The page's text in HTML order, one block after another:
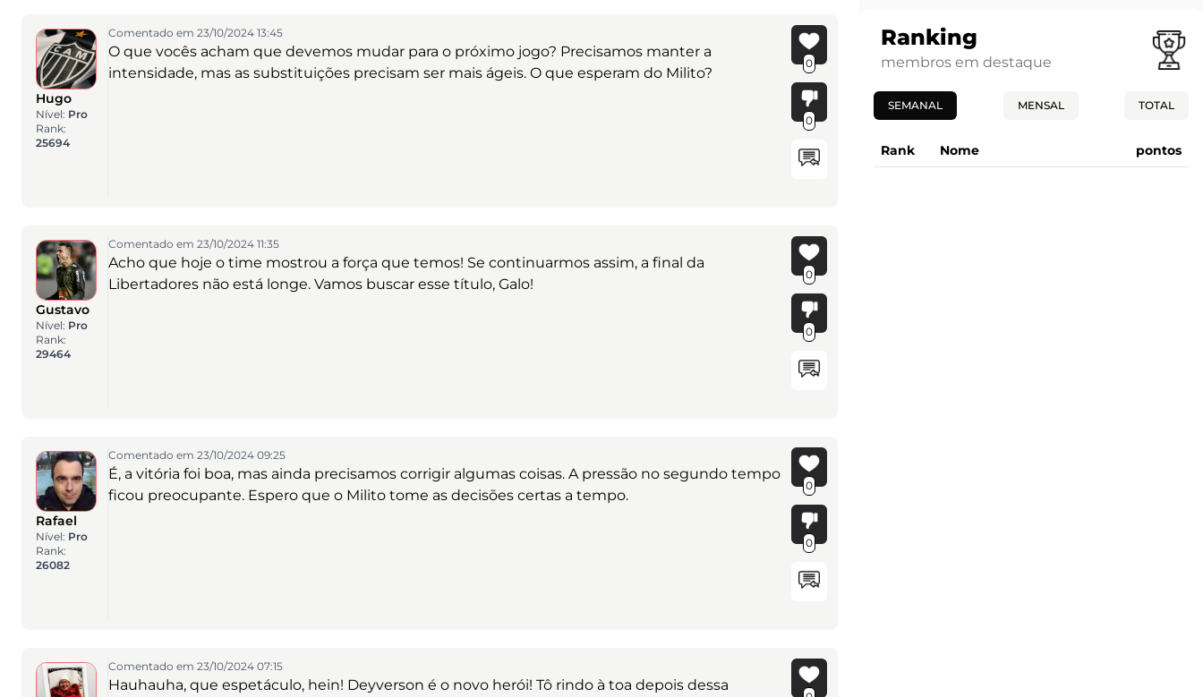
Hugo
Nível: Pro
Rank:
25694
Comentado em 23/10/2024 13:45
O que vocês acham que devemos mudar para o próximo jogo? Precisamos manter a
intensidade, mas as substituições precisam ser mais ágeis. O que esperam do Milito?
0
0
Gustavo
Nível: Pro
Rank:
29464
Comentado em 23/10/2024 11:35
Acho que hoje o time mostrou a força que temos! Se continuarmos assim, a final da
Libertadores não está longe. Vamos buscar esse título, Galo!
0
0
Rafael
Nível: Pro
Rank:
26082
Comentado em 23/10/2024 09:25
É, a vitória foi boa, mas ainda precisamos corrigir algumas coisas. A pressão no segundo tempo
ficou preocupante. Espero que o Milito tome as decisões certas a tempo.
0
0
Comentado em 23/10/2024 07:15
Hauhauha, que espetáculo, hein! Deyverson é o novo herói! Tô rindo à toa depois dessa
Ranking
membros em destaque
SEMANAL MENSAL TOTAL
Rank Nome pontos